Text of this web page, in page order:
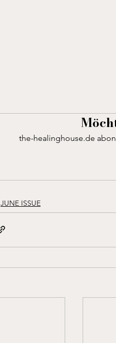
the-healinghouse.de
JUNE ISSUE